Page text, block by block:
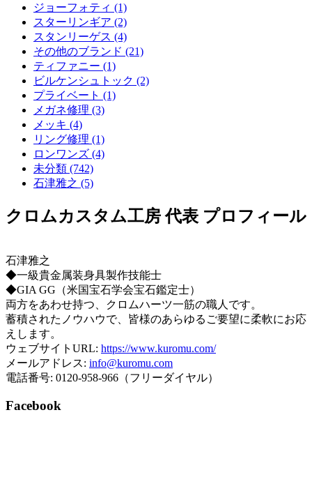
ジョーフォティ (1)
スターリンギア (2)
スタンリーゲス (4)
その他のブランド (21)
ティファニー (1)
ビルケンシュトック (2)
プライベート (1)
メガネ修理 (3)
メッキ (4)
リング修理 (1)
ロンワンズ (4)
未分類 (742)
石津雅之 (5)
クロムカスタム工房 代表 プロフィール
石津雅之
◆一級貴金属装身具製作技能士
◆GIA GG（米国宝石学会宝石鑑定士）
両方をあわせ持つ、クロムハーツ一筋の職人です。
蓄積されたノウハウで、皆様のあらゆるご要望に柔軟にお応
えします。
ウェブサイトURL: https://www.kuromu.com/
メールアドレス: info@kuromu.com
電話番号: 0120-958-966（フリーダイヤル）
Facebook